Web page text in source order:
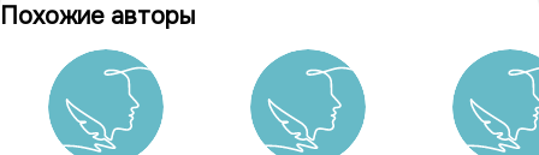
Похожие авторы